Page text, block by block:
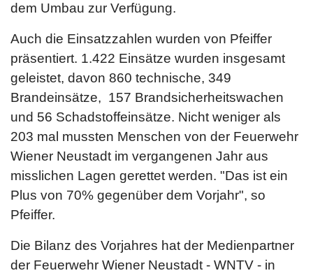
dem Umbau zur Verfügung.
Auch die Einsatzzahlen wurden von Pfeiffer
präsentiert. 1.422 Einsätze wurden insgesamt
geleistet, davon 860 technische, 349
Brandeinsätze, 157 Brandsicherheitswachen
und 56 Schadstoffeinsätze. Nicht weniger als
203 mal mussten Menschen von der Feuerwehr
Wiener Neustadt im vergangenen Jahr aus
misslichen Lagen gerettet werden. "Das ist ein
Plus von 70% gegenüber dem Vorjahr", so
Pfeiffer.
Die Bilanz des Vorjahres hat der Medienpartner
der Feuerwehr Wiener Neustadt - WNTV - in